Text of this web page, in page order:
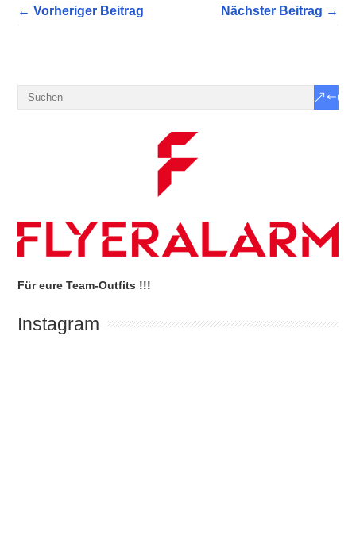
← Vorheriger Beitrag Nächster Beitrag →
Für eure Team-Outfits !!!
Instagram